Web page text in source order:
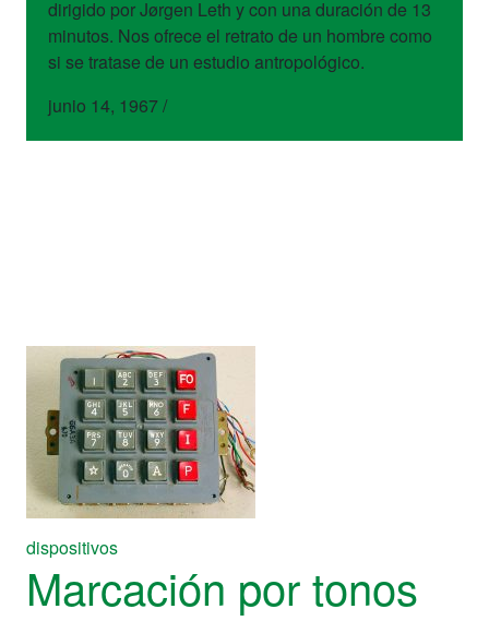
dirigido por Jørgen Leth y con una duración de 13
minutos. Nos ofrece el retrato de un hombre como
si se tratase de un estudio antropológico.
junio 14, 1967/
dispositivos
Marcación por tonos